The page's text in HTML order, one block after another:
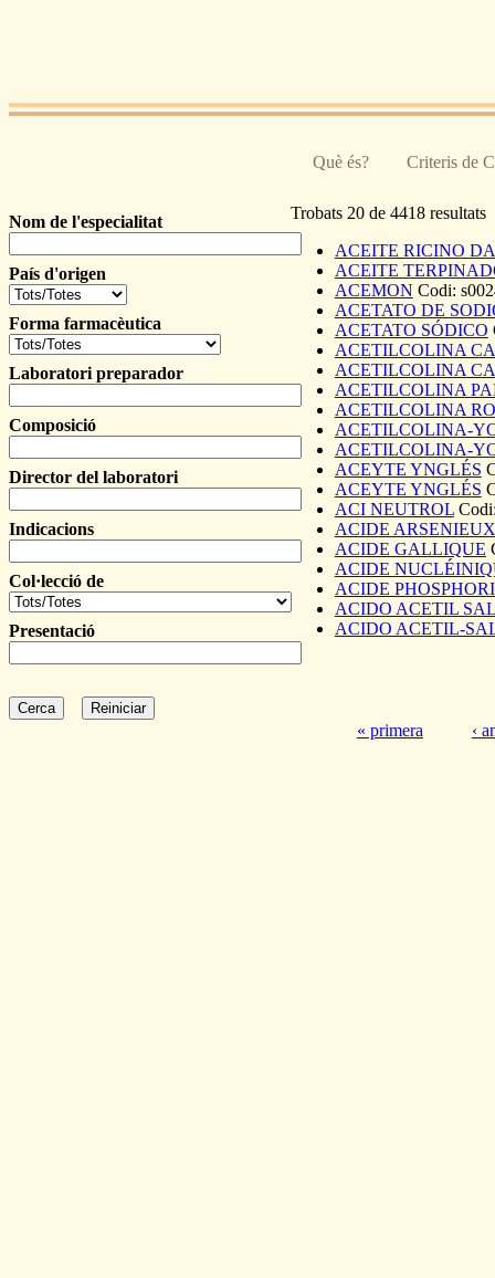
Què és? Criteris de
Nom de l'especialitat
País d'origen
Forma farmacèutica
Laboratori preparador
Composició
Director del laboratori
Indicacions
Col·lecció de
Presentació
Trobats 20 de 4418 resultats
ACEITE RICINO
ACEITE
ACEMON Codi:
ACETATO DE
ACETATO SÓDICO
ACETILCOLINA
ACETILCOLINA
ACETILCOLINA
ACETILCOLINA
ACETILCOLINA-
ACETILCOLINA-
ACEYTE YNGLÉS
ACEYTE YNGLÉS
ACI NEUTROL
ACIDE
ACIDE GALLIQUE
ACIDE
ACIDE
ACIDO ACETIL
ACIDO ACETIL-
Páginas
« primera ‹